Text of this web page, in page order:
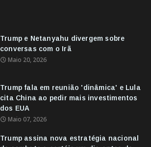
Trump e Netanyahu divergem sobre
conversas com o Irã
Maio 20, 2026
Trump fala em reunião 'dinâmica' e Lula
cita China ao pedir mais investimentos
dos EUA
Maio 07, 2026
Trump assina nova estratégia nacional